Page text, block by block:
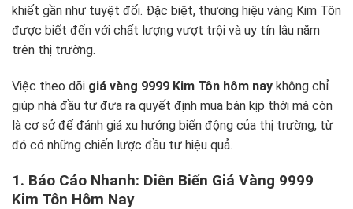
khiết gần như tuyệt đối. Đặc biệt, thương hiệu vàng Kim Tôn
được biết đến với chất lượng vượt trội và uy tín lâu năm
trên thị trường.
Việc theo dõi giá vàng 9999 Kim Tôn hôm nay không chỉ
giúp nhà đầu tư đưa ra quyết định mua bán kịp thời mà còn
là cơ sở để đánh giá xu hướng biến động của thị trường, từ
đó có những chiến lược đầu tư hiệu quả.
1. Báo Cáo Nhanh: Diễn Biến Giá Vàng 9999
Kim Tôn Hôm Nay